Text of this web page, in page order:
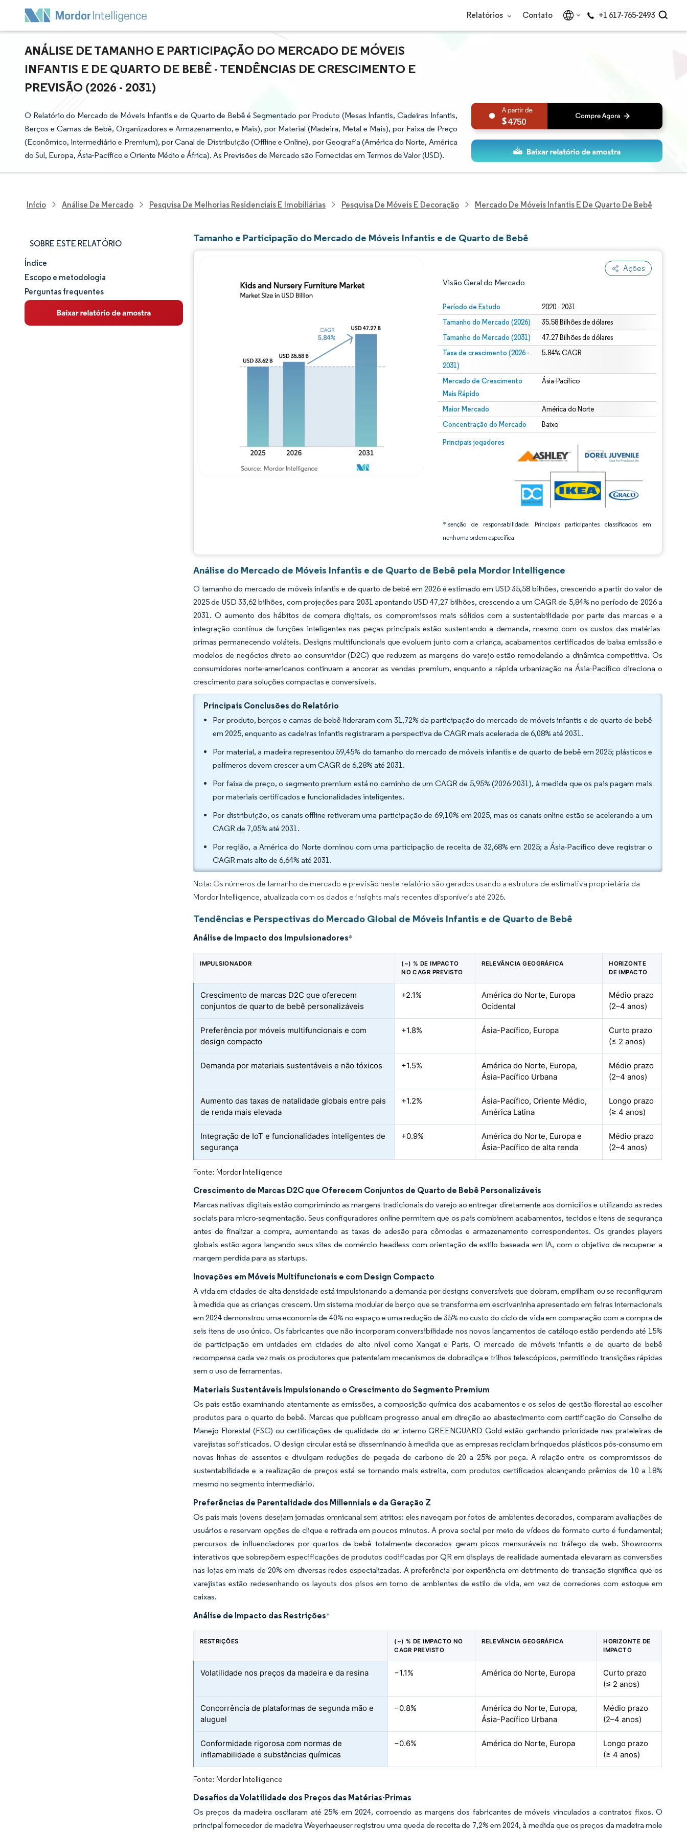
Relatórios Contato +1 617-765-2493
ANÁLISE DE TAMANHO E PARTICIPAÇÃO DO MERCADO DE MÓVEIS
INFANTIS E DE QUARTO DE BEBÊ - TENDÊNCIAS DE CRESCIMENTO E
PREVISÃO (2026 - 2031)
O Relatório do Mercado de Móveis Infantis e de Quarto de Bebê é Segmentado por Produto (Mesas Infantis, Cadeiras Infantis,
Berços e Camas de Bebê, Organizadores e Armazenamento, e Mais), por Material (Madeira, Metal e Mais), por Faixa de Preço
(Econômico, Intermediário e Premium), por Canal de Distribuição (Offline e Online), por Geografia (América do Norte, América
do Sul, Europa, Ásia-Pacífico e Oriente Médio e África). As Previsões de Mercado são Fornecidas em Termos de Valor (USD).
4750
Início Análise De Mercado Pesquisa De Melhorias Residenciais E Imobiliárias Pesquisa De Móveis E Decoração Mercado De Móveis Infantis E De Quarto De Bebê
SOBRE ESTE RELATÓRIO
Tamanho e participação de mercado
Análise de mercado
Tendências e insights
Índice
Escopo e metodologia
Perguntas frequentes
Tamanho e Participação do Mercado de Móveis Infantis e de Quarto de Bebê
Ações
Visão Geral do Mercado
Período de Estudo 2020 - 2031
Tamanho do Mercado (2026) 35.58 Bilhões de dólares
Tamanho do Mercado (2031) 47.27 Bilhões de dólares
Taxa de crescimento (2026 -
2031)
5.84% CAGR
Mercado de Crescimento
Mais Rápido
Ásia-Pacífico
Maior Mercado América do Norte
Concentração do Mercado Baixo
Principais jogadores
*Isenção de responsabilidade: Principais participantes classificados em
nenhuma ordem específica
Imagem © Mordor Intelligence. O reuso requer atribuição conforme CC BY 4.0.
Imagem © Mordor Intelligence. O reuso requer atribuição conforme CC BY 4.0.
Análise do Mercado de Móveis Infantis e de Quarto de Bebê pela Mordor Intelligence
O tamanho do mercado de móveis infantis e de quarto de bebê em 2026 é estimado em USD 35,58 bilhões, crescendo a partir do valor de
2025 de USD 33,62 bilhões, com projeções para 2031 apontando USD 47,27 bilhões, crescendo a um CAGR de 5,84% no período de 2026 a
2031. O aumento dos hábitos de compra digitais, os compromissos mais sólidos com a sustentabilidade por parte das marcas e a
integração contínua de funções inteligentes nas peças principais estão sustentando a demanda, mesmo com os custos das matérias-
primas permanecendo voláteis. Designs multifuncionais que evoluem junto com a criança, acabamentos certificados de baixa emissão e
modelos de negócios direto ao consumidor (D2C) que reduzem as margens do varejo estão remodelando a dinâmica competitiva. Os
consumidores norte-americanos continuam a ancorar as vendas premium, enquanto a rápida urbanização na Ásia-Pacífico direciona o
crescimento para soluções compactas e conversíveis.
Principais Conclusões do Relatório
Por produto, berços e camas de bebê lideraram com 31,72% da participação do mercado de móveis infantis e de quarto de bebê
em 2025, enquanto as cadeiras infantis registraram a perspectiva de CAGR mais acelerada de 6,08% até 2031.
Por material, a madeira representou 59,45% do tamanho do mercado de móveis infantis e de quarto de bebê em 2025; plásticos e
polímeros devem crescer a um CAGR de 6,28% até 2031.
Por faixa de preço, o segmento premium está no caminho de um CAGR de 5,95% (2026-2031), à medida que os pais pagam mais
por materiais certificados e funcionalidades inteligentes.
Por distribuição, os canais offline retiveram uma participação de 69,10% em 2025, mas os canais online estão se acelerando a um
CAGR de 7,05% até 2031.
Por região, a América do Norte dominou com uma participação de receita de 32,68% em 2025; a Ásia-Pacífico deve registrar o
CAGR mais alto de 6,64% até 2031.
Nota: Os números de tamanho de mercado e previsão neste relatório são gerados usando a estrutura de estimativa proprietária da
Mordor Intelligence, atualizada com os dados e insights mais recentes disponíveis até 2026.
Tendências e Perspectivas do Mercado Global de Móveis Infantis e de Quarto de Bebê
Análise de Impacto dos Impulsionadores*
IMPULSIONADOR
(~) % DE IMPACTO
NO CAGR PREVISTO
RELEVÂNCIA GEOGRÁFICA
HORIZONTE
DE IMPACTO
Crescimento de marcas D2C que oferecem
conjuntos de quarto de bebê personalizáveis
+2.1%
América do Norte, Europa
Ocidental
Médio prazo
(2–4 anos)
Preferência por móveis multifuncionais e com
design compacto
+1.8% Ásia-Pacífico, Europa
Curto prazo
(≤ 2 anos)
Demanda por materiais sustentáveis e não tóxicos +1.5%
América do Norte, Europa,
Ásia-Pacífico Urbana
Médio prazo
(2–4 anos)
Aumento das taxas de natalidade globais entre pais
de renda mais elevada
+1.2%
Ásia-Pacífico, Oriente Médio,
América Latina
Longo prazo
(≥ 4 anos)
Integração de IoT e funcionalidades inteligentes de
segurança
+0.9%
América do Norte, Europa e
Ásia-Pacífico de alta renda
Médio prazo
(2–4 anos)
Fonte: Mordor Intelligence
Crescimento de Marcas D2C que Oferecem Conjuntos de Quarto de Bebê Personalizáveis
Marcas nativas digitais estão comprimindo as margens tradicionais do varejo ao entregar diretamente aos domicílios e utilizando as redes
sociais para micro-segmentação. Seus configuradores online permitem que os pais combinem acabamentos, tecidos e itens de segurança
antes de finalizar a compra, aumentando as taxas de adesão para cômodas e armazenamento correspondentes. Os grandes players
globais estão agora lançando seus sites de comércio headless com orientação de estilo baseada em IA, com o objetivo de recuperar a
margem perdida para as startups.
Inovações em Móveis Multifuncionais e com Design Compacto
A vida em cidades de alta densidade está impulsionando a demanda por designs conversíveis que dobram, empilham ou se reconfiguram
à medida que as crianças crescem. Um sistema modular de berço que se transforma em escrivaninha apresentado em feiras internacionais
em 2024 demonstrou uma economia de 40% no espaço e uma redução de 35% no custo do ciclo de vida em comparação com a compra de
seis itens de uso único. Os fabricantes que não incorporam conversibilidade nos novos lançamentos de catálogo estão perdendo até 15%
de participação em unidades em cidades de alto nível como Xangai e Paris. O mercado de móveis infantis e de quarto de bebê
recompensa cada vez mais os produtores que patenteiam mecanismos de dobradiça e trilhos telescópicos, permitindo transições rápidas
sem o uso de ferramentas.
Materiais Sustentáveis Impulsionando o Crescimento do Segmento Premium
Os pais estão examinando atentamente as emissões, a composição química dos acabamentos e os selos de gestão florestal ao escolher
produtos para o quarto do bebê. Marcas que publicam progresso anual em direção ao abastecimento com certificação do Conselho de
Manejo Florestal (FSC) ou certificações de qualidade do ar interno GREENGUARD Gold estão ganhando prioridade nas prateleiras de
varejistas sofisticados. O design circular está se disseminando à medida que as empresas reciclam brinquedos plásticos pós-consumo em
novas linhas de assentos e divulgam reduções de pegada de carbono de 20 a 25% por peça. A relação entre os compromissos de
sustentabilidade e a realização de preços está se tornando mais estreita, com produtos certificados alcançando prêmios de 10 a 18%
mesmo no segmento intermediário.
Preferências de Parentalidade dos Millennials e da Geração Z
Os pais mais jovens desejam jornadas omnicanal sem atritos: eles navegam por fotos de ambientes decorados, comparam avaliações de
usuários e reservam opções de clique e retirada em poucos minutos. A prova social por meio de vídeos de formato curto é fundamental;
percursos de influenciadores por quartos de bebê totalmente decorados geram picos mensuráveis no tráfego da web. Showrooms
interativos que sobrepõem especificações de produtos codificadas por QR em displays de realidade aumentada elevaram as conversões
nas lojas em mais de 20% em diversas redes especializadas. A preferência por experiência em detrimento de transação significa que os
varejistas estão redesenhando os layouts dos pisos em torno de ambientes de estilo de vida, em vez de corredores com estoque em
caixas.
Análise de Impacto das Restrições*
RESTRIÇÕES
(~) % DE IMPACTO NO
CAGR PREVISTO
RELEVÂNCIA GEOGRÁFICA
HORIZONTE DE
IMPACTO
Volatilidade nos preços da madeira e da resina −1.1% América do Norte, Europa
Curto prazo
(≤ 2 anos)
Concorrência de plataformas de segunda mão e
aluguel
−0.8%
América do Norte, Europa,
Ásia-Pacífico Urbana
Médio prazo
(2–4 anos)
Conformidade rigorosa com normas de
inflamabilidade e substâncias químicas
−0.6% América do Norte, Europa
Longo prazo
(≥ 4 anos)
Fonte: Mordor Intelligence
Desafios da Volatilidade dos Preços das Matérias-Primas
Os preços da madeira oscilaram até 25% em 2024, corroendo as margens dos fabricantes de móveis vinculados a contratos fixos. O
principal fornecedor de madeira Weyerhaeuser registrou uma queda de receita de 7,2% em 2024, à medida que os preços da madeira mole